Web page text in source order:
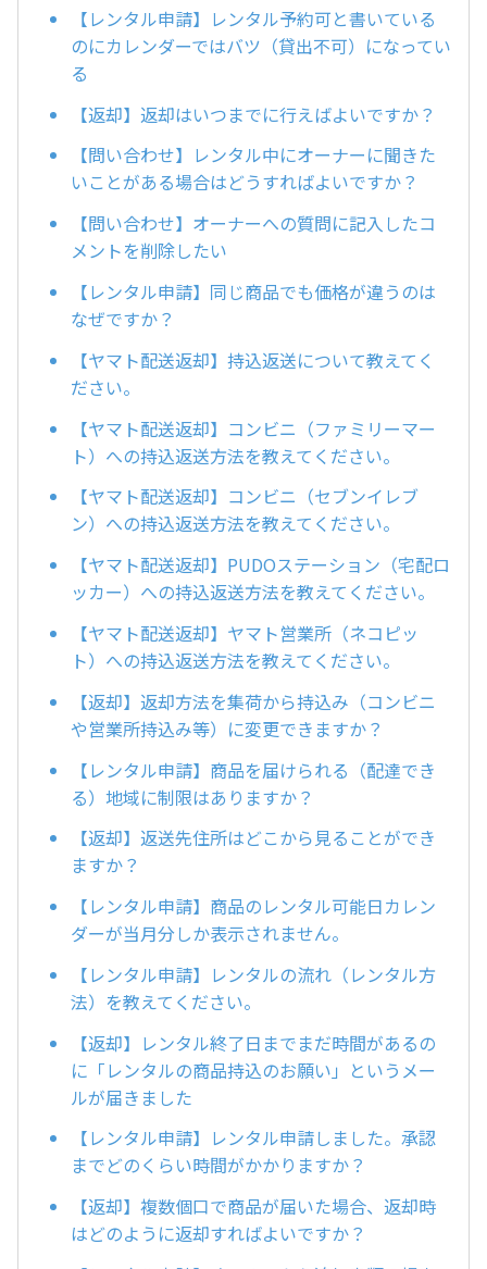
【レンタル申請】レンタル予約可と書いている
のにカレンダーではバツ（貸出不可）になってい
る
【返却】返却はいつまでに行えばよいですか？
【問い合わせ】レンタル中にオーナーに聞きた
いことがある場合はどうすればよいですか？
【問い合わせ】オーナーへの質問に記入したコ
メントを削除したい
【レンタル申請】同じ商品でも価格が違うのは
なぜですか？
【ヤマト配送返却】持込返送について教えてく
ださい。
【ヤマト配送返却】コンビニ（ファミリーマー
ト）への持込返送方法を教えてください。
【ヤマト配送返却】コンビニ（セブンイレブ
ン）への持込返送方法を教えてください。
【ヤマト配送返却】PUDOステーション（宅配ロ
ッカー）への持込返送方法を教えてください。
【ヤマト配送返却】ヤマト営業所（ネコピッ
ト）への持込返送方法を教えてください。
【返却】返却方法を集荷から持込み（コンビニ
や営業所持込み等）に変更できますか？
【レンタル申請】商品を届けられる（配達でき
る）地域に制限はありますか？
【返却】返送先住所はどこから見ることができ
ますか？
【レンタル申請】商品のレンタル可能日カレン
ダーが当月分しか表示されません。
【レンタル申請】レンタルの流れ（レンタル方
法）を教えてください。
【返却】レンタル終了日までまだ時間があるの
に「レンタルの商品持込のお願い」というメー
ルが届きました
【レンタル申請】レンタル申請しました。承認
までどのくらい時間がかかりますか？
【返却】複数個口で商品が届いた場合、返却時
はどのように返却すればよいですか？